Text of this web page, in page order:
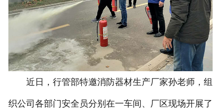
近日，行管部特邀消防器材生产厂家孙老师，组
织公司各部门安全员分别在一车间、厂区现场开展了